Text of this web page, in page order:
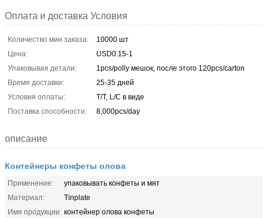
Оплата и доставка Условия
Количество мин заказа:
10000 шт
Цена:
USD0.15-1
Упаковывая детали:
1pcs/polly мешок, после этого 120pcs/carton
Время доставки:
25-35 дней
Условия оплаты:
T/T, L/C в виде
Поставка способности:
8,000pcs/day
описание
Контейнеры конфеты олова
Применение:
упаковывать конфеты и мят
Материал:
Tinplate
Имя продукции: контейнер олова конфеты